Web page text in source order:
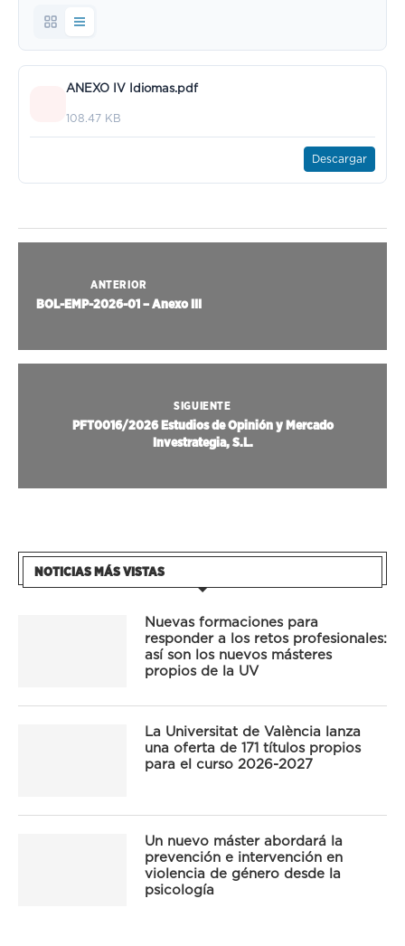
ANEXO IV Idiomas.pdf
108.47 KB
Descargar
ANTERIOR
BOL-EMP-2026-01 – Anexo III
SIGUIENTE
PFT0016/2026 Estudios de Opinión y Mercado
Investrategia, S.L.
NOTICIAS MÁS VISTAS
Nuevas formaciones para
responder a los retos profesionales:
así son los nuevos másteres
propios de la UV
La Universitat de València lanza
una oferta de 171 títulos propios
para el curso 2026-2027
Un nuevo máster abordará la
prevención e intervención en
violencia de género desde la
psicología